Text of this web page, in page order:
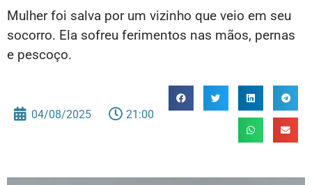
Mulher foi salva por um vizinho que veio em seu
socorro. Ela sofreu ferimentos nas mãos, pernas
e pescoço.
04/08/2025 21:00